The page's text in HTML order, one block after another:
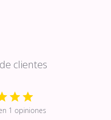
clientes
1 opiniones